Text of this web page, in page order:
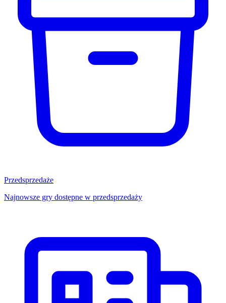
Przedsprzedaże
Najnowsze gry dostępne w przedsprzedaży